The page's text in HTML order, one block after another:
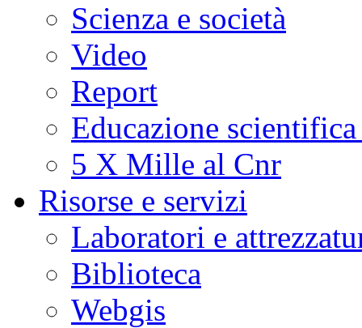
Scienza e società
Video
Report
Educazione
5 X Mille al Cnr
Risorse e servizi
Laboratori e
Biblioteca
Webgis